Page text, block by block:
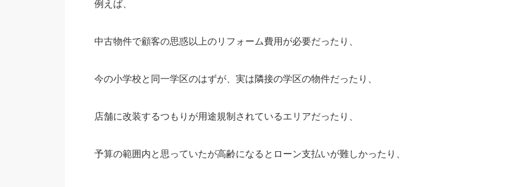
例えば、
中古物件で顧客の思惑以上のリフォーム費用が必要だったり、
今の小学校と同一学区のはずが、実は隣接の学区の物件だったり、
店舗に改装するつもりが用途規制されているエリアだったり、
予算の範囲内と思っていたが高齢になるとローン支払いが難しかったり、